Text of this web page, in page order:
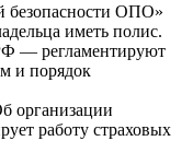
ОПО»
иметь полис.
— регламентируют
и порядок
организации
работу страховых